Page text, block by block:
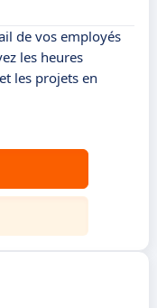
de vos employés
les heures
les projets en